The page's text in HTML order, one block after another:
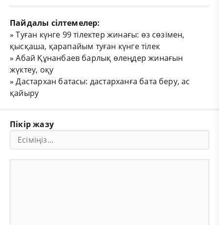
Пайдалы сілтемелер:
»Туған күнге 99 тілектер жинағы: өз сөзімен,
қысқаша, қарапайым туған күнге тілек
»Абай Құнанбаев барлық өлеңдер жинағын
жүктеу, оқу
»Дастархан батасы: дастарханға бата беру, ас
қайыру
Пікір жазу